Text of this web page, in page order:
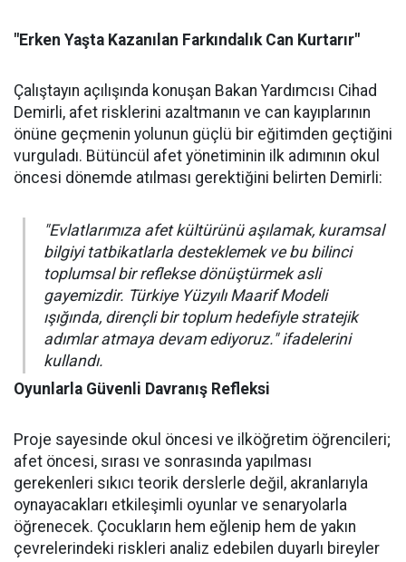
"Erken Yaşta Kazanılan Farkındalık Can Kurtarır"
Çalıştayın açılışında konuşan Bakan Yardımcısı Cihad
Demirli, afet risklerini azaltmanın ve can kayıplarının
önüne geçmenin yolunun güçlü bir eğitimden geçtiğini
vurguladı. Bütüncül afet yönetiminin ilk adımının okul
öncesi dönemde atılması gerektiğini belirten Demirli:
"Evlatlarımıza afet kültürünü aşılamak, kuramsal
bilgiyi tatbikatlarla desteklemek ve bu bilinci
toplumsal bir reflekse dönüştürmek asli
gayemizdir. Türkiye Yüzyılı Maarif Modeli
ışığında, dirençli bir toplum hedefiyle stratejik
adımlar atmaya devam ediyoruz." ifadelerini
kullandı.
Oyunlarla Güvenli Davranış Refleksi
Proje sayesinde okul öncesi ve ilköğretim öğrencileri;
afet öncesi, sırası ve sonrasında yapılması
gerekenleri sıkıcı teorik derslerle değil, akranlarıyla
oynayacakları etkileşimli oyunlar ve senaryolarla
öğrenecek. Çocukların hem eğlenip hem de yakın
çevrelerindeki riskleri analiz edebilen duyarlı bireyler